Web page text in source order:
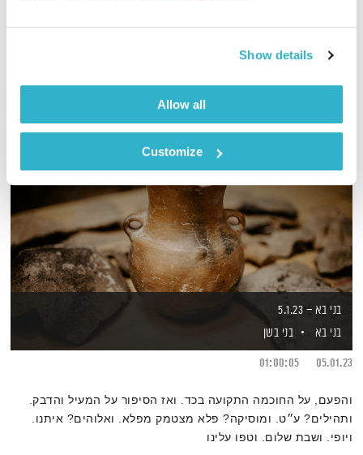
Show details
Allow all
Customize
אודיו
בני בא – 5.1.23
בני בא
בני בשן
05.01.23
01:00:05
והפעם, על החוכמה התקועה בכד. ואז הסיפור על המעיל והדבק.
ותהילים? ע״ט. ומוסיקה? פלא מצטמק מפלא. ואלוהים? איתנו.
ויופי. ושבת שלום. וטפו עלינו